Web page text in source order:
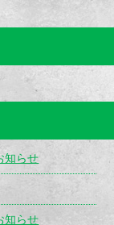
知らせ
知らせ